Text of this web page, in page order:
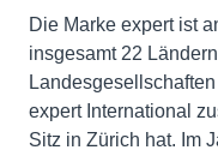
Die Marke expert ist
insgesamt 22
expert International
Sitz in Zürich hat. Im